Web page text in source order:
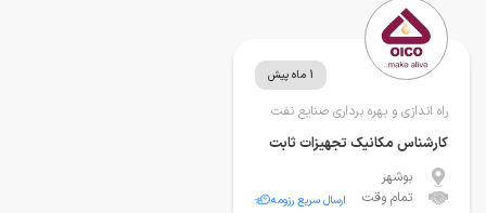
1 ماه پیش
راه اندازی و بهره برداری صنایع نفت
کارشناس مکانیک تجهیزات ثابت
بوشهر
تمام وقت
ارسال سریع رزومه